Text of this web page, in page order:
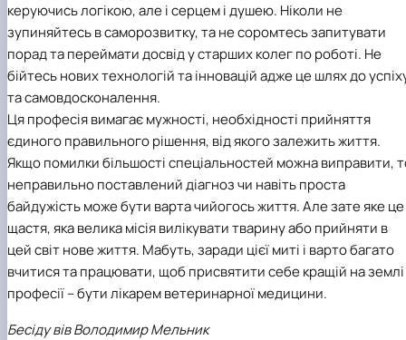
керуючись логікою, але і серцем і душею. Ніколи не
зупиняйтесь в саморозвитку, та не соромтесь запитувати
порад та переймати досвід у старших колег по роботі. Не
бійтесь нових технологій та інновацій адже це шлях до
та самовдосконалення.
Ця професія вимагає мужності, необхідності прийняття
єдиного правильного рішення, від якого залежить життя.
Якщо помилки більшості спеціальностей можна виправити,
неправильно поставлений діагноз чи навіть проста
байдужість може бути варта чийогось життя. Але зате яке це
щастя, яка велика місія вилікувати тварину або прийняти в
цей світ нове життя. Мабуть, заради цієї миті і варто багато
вчитися та працювати, щоб присвятити себе кращій на землі
професії – бути лікарем ветеринарної медицини.
Бесіду вів Володимир Мельник